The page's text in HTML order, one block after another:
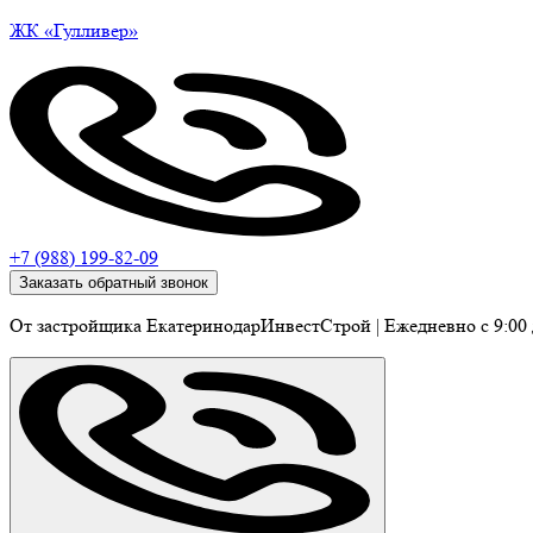
ЖК «Гулливер»
+7 (988) 199-82-09
Заказать обратный звонок
От застройщика ЕкатеринодарИнвестСтрой | Ежедневно c 9:00